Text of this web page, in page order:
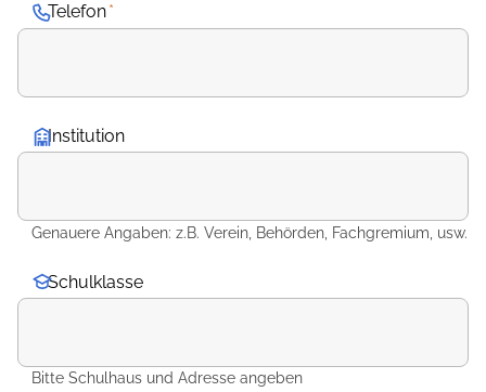
Telefon*
Institution
Genauere Angaben: z.B. Verein, Behörden, Fachgremium, usw.
Schulklasse
Bitte Schulhaus und Adresse angeben